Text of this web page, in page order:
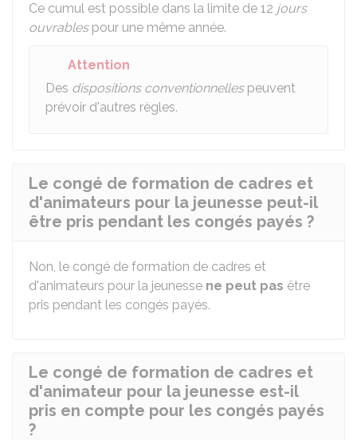
Ce cumul est possible dans la limite de 12 jours
ouvrablespour une même année.
Attention
Des dispositions conventionnellespeuvent
prévoir d'autres règles.
Le congé de formation de cadres et
d'animateurs pour la jeunesse peut-il
être pris pendant les congés payés ?
Non, le congé de formation de cadres et
d'animateurs pour la jeunesse ne peut pas être
pris pendant les congés payés.
Le congé de formation de cadres et
d'animateur pour la jeunesse est-il
pris en compte pour les congés payés
?